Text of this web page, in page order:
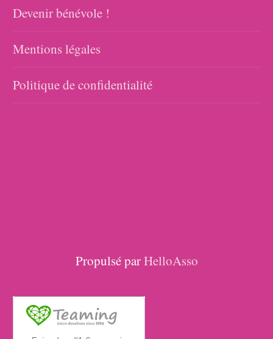
Devenir bénévole !
Mentions légales
Politique de confidentialité
Propulsé parHelloAsso